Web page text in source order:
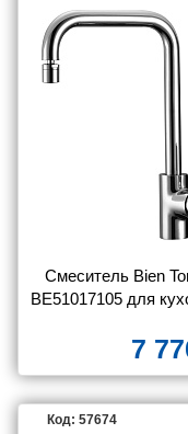
Смеситель Bien
BE51017105 для
7
Код: 57674